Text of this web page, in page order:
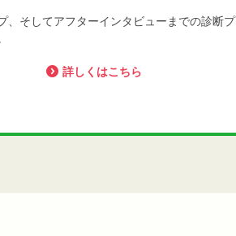
、そしてアフターインタビューまでの診断
詳しくはこちら